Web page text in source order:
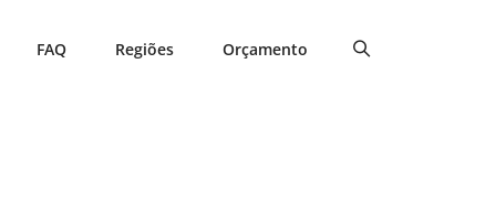
FAQ Regiões Orçamento